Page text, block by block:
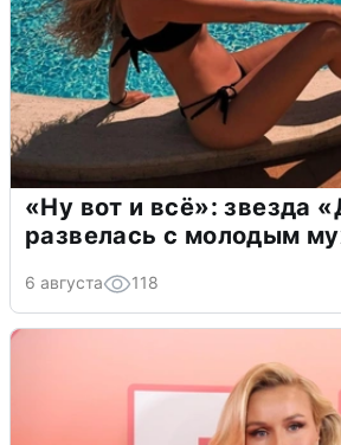
«Ну вот и всё»: звезда
развелась с молодым
6 августа 118